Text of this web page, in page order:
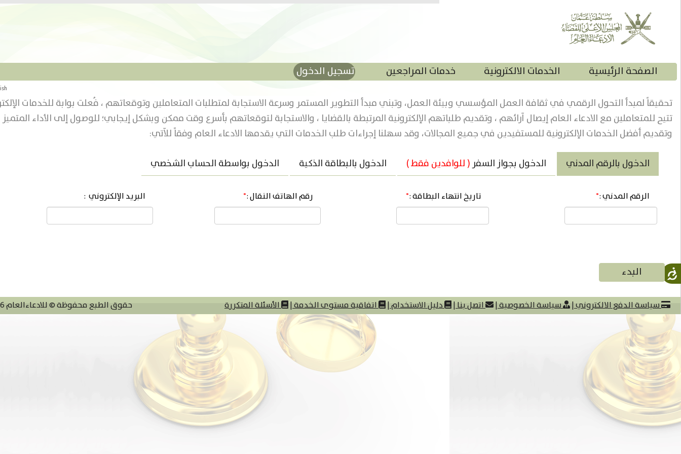
الصفحة الرئيسية الخدمات الالكترونية خدمات المراجعين تسجيل الدخول
تحقيقاً لمبدأ التحول الرقمي في ثقافة العمل المؤسسي وبيئة العمل، وتبني مبدأ التطوير المستمر وسرعة الاستجابة لمتطلبات المتعاملين وتوقعاتهم ، فُعلت بوابة للخدمات
تتيح للمتعاملين مع الادعاء العام إيصال آرائهم ، وتقديم طلباتهم الإلكترونية المرتبطة بالقضايا ، والاستجابة لتوقعاتهم بأسرع وقت ممكن وبشكل إيجابي؛ للوصول إلى الأداء المتميز
وتقديم أفضل الخدمات الإلكترونية للمستفيدين في جميع المجالات، وقد سهلنا إجراءات طلب الخدمات التي يقدمها الادعاء العام وفقاً للآتي:
الدخول بالرقم المدني الدخول بجواز السفر( للوافدين فقط ) الدخول بالبطاقة الذكية الدخول بواسطة الحساب الشخصي
الرقم المدني :* تاريخ انتهاء البطاقة :* رقم الهاتف النقال :* البريد الإلكتروني :
سياسة الدفع الالكتروني| سياسة الخصوصية| اتصل بنا| دليل الاستخدام| اتفاقية مستوى الخدمة| الأسئلة المتكررة حقوق الطبع محفوظة © للادعاءالعام 2026